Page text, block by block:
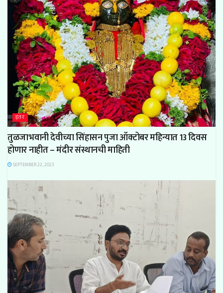
इतर
तुळजाभवानी देवीच्या सिंहासन पुजा ऑक्टोबर महिन्यात 13 दिवस
होणार नाहीत – मंदीर संस्थानची माहिती
SEPTEMBER 22, 2023